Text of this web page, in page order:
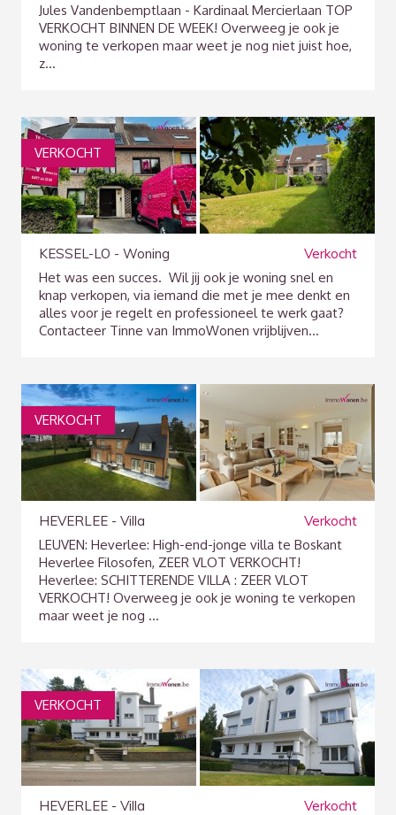
Jules Vandenbemptlaan - Kardinaal Mercierlaan TOP
VERKOCHT BINNEN DE WEEK! Overweeg je ook je
woning te verkopen maar weet je nog niet juist hoe,
z...
VERKOCHT
KESSEL-LO - Woning
Verkocht
Het was een succes. Wil jij ook je woning snel en
knap verkopen, via iemand die met je mee denkt en
alles voor je regelt en professioneel te werk gaat?
Contacteer Tinne van ImmoWonen vrijblijven...
VERKOCHT
HEVERLEE - Villa
Verkocht
LEUVEN: Heverlee: High-end-jonge villa te Boskant
Heverlee Filosofen, ZEER VLOT VERKOCHT!
Heverlee: SCHITTERENDE VILLA : ZEER VLOT
VERKOCHT! Overweeg je ook je woning te verkopen
maar weet je nog ...
VERKOCHT
HEVERLEE - Villa Verkocht